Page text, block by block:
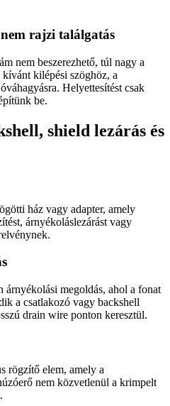
rajzi találgatás
nem beszerezhető, túl nagy a
kilépési szöghöz, a
Helyettesítést csak
be.
shield lezárás és
ház vagy adapter, amely
árnyékoláslezárást vagy
árnyékolási megoldás, ahol a fonat
a csatlakozó vagy backshell
drain wire ponton keresztül.
rögzítő elem, amely a
nem közvetlenül a krimpelt